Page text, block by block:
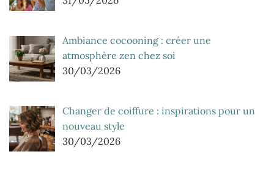
Ambiance cocooning : créer une
atmosphère zen chez soi
30/03/2026
Changer de coiffure : inspirations pour un
nouveau style
30/03/2026